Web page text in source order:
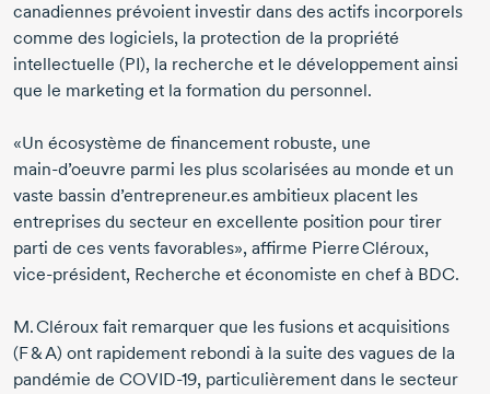
canadiennes prévoient investir dans des actifs incorporels
comme des logiciels, la protection de la propriété
intellectuelle (PI), la recherche et le développement ainsi
que le marketing et la formation du personnel.
«Un écosystème de financement robuste, une
main-d’oeuvre parmi les plus scolarisées au monde et un
vaste bassin d’entrepreneur.es ambitieux placent les
entreprises du secteur en excellente position pour tirer
parti de ces vents favorables», affirme Pierre Cléroux,
vice-président, Recherche et économiste en chef à BDC.
M. Cléroux fait remarquer que les fusions et acquisitions
(F & A) ont rapidement rebondi à la suite des vagues de la
pandémie de COVID-19, particulièrement dans le secteur